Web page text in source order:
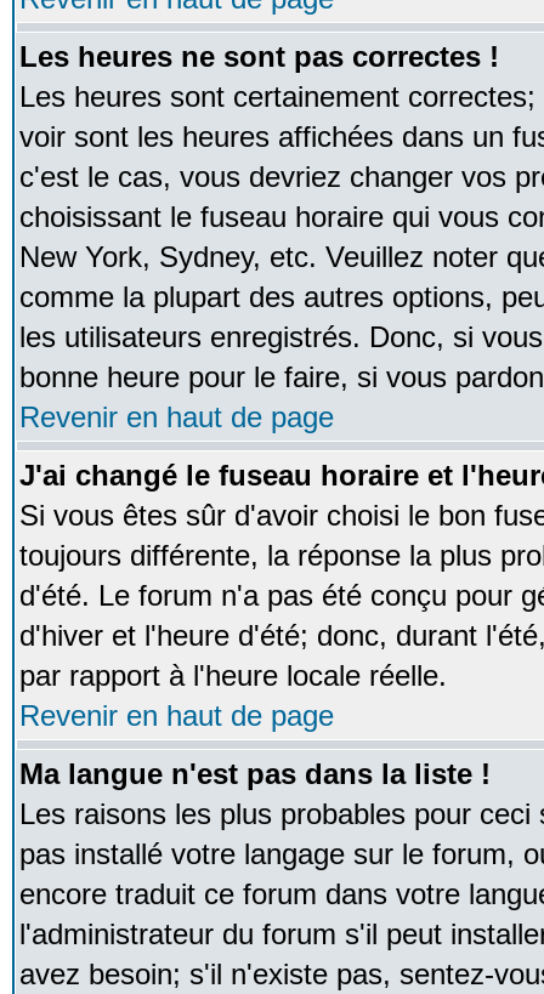
Les heures ne sont pas correctes !
Les heures sont certainement
voir sont les heures affichées dans un
c'est le cas, vous devriez changer vos
choisissant le fuseau horaire qui vous
New York, Sydney, etc. Veuillez noter
comme la plupart des autres options,
les utilisateurs enregistrés. Donc, si
bonne heure pour le faire, si vous
Revenir en haut de page
J'ai changé le fuseau horaire et
Si vous êtes sûr d'avoir choisi le bon
toujours différente, la réponse la plus
d'été. Le forum n'a pas été conçu pour
d'hiver et l'heure d'été; donc, durant
par rapport à l'heure locale réelle.
Revenir en haut de page
Ma langue n'est pas dans la liste !
Les raisons les plus probables pour
pas installé votre langage sur le forum,
encore traduit ce forum dans votre
l'administrateur du forum s'il peut
avez besoin; s'il n'existe pas, sentez-